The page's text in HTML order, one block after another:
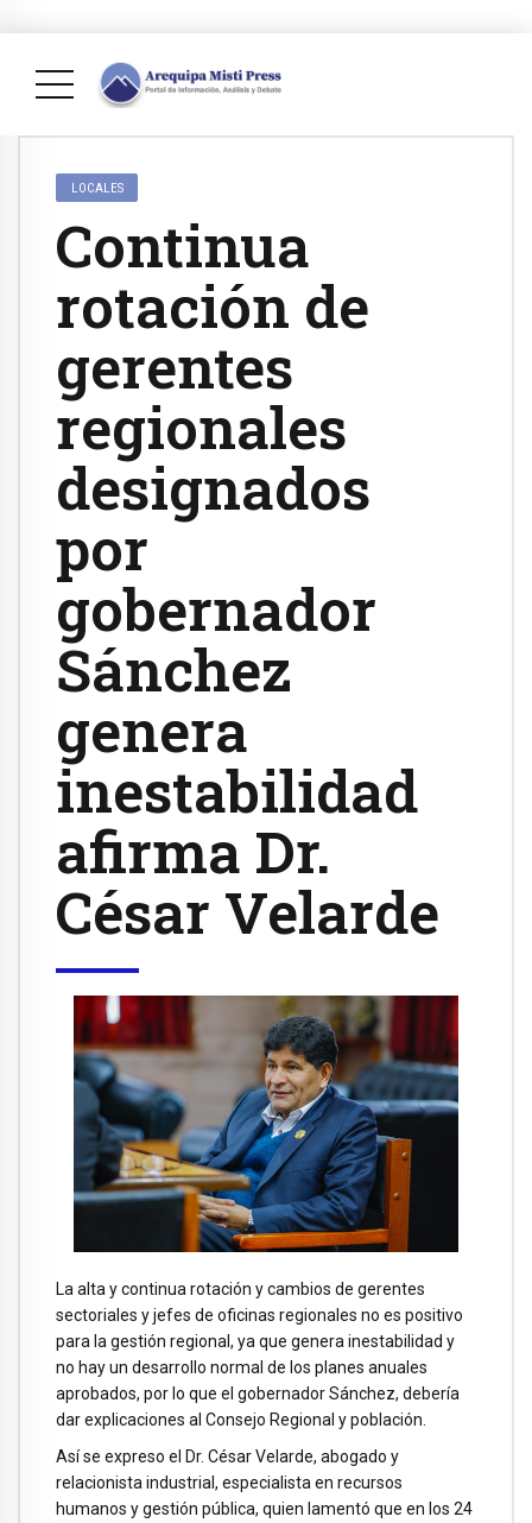
LOCALES
Continua
rotación de
gerentes
regionales
designados
por
gobernador
Sánchez
genera
inestabilidad
afirma Dr.
César Velarde
La alta y continua rotación y cambios de gerentes
sectoriales y jefes de oficinas regionales no es positivo
para la gestión regional, ya que genera inestabilidad y
no hay un desarrollo normal de los planes anuales
aprobados, por lo que el gobernador Sánchez, debería
dar explicaciones al Consejo Regional y población.
Así se expreso el Dr. César Velarde, abogado y
relacionista industrial, especialista en recursos
humanos y gestión pública, quien lamentó que en los 24